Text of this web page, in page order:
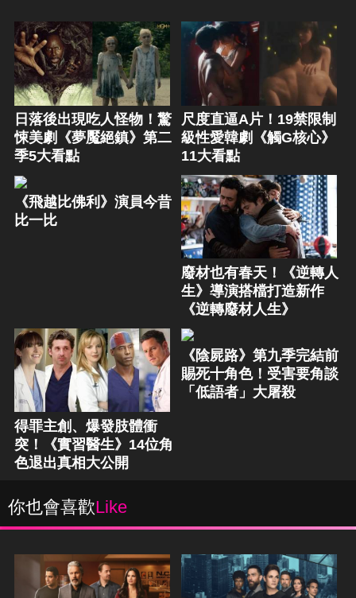
日落後出現吃人怪物！驚
悚美劇《夢魘絕鎮》第二
季5大看點
尺度直逼A片！19禁限制
級性愛韓劇《觸G核心》
11大看點
《飛越比佛利》演員今昔
比一比
廢材也有春天！《逆轉人
生》導演搭檔打造新作
《逆轉廢材人生》
得罪主創、爆發肢體衝
突！《實習醫生》14位角
色退出真相大公開
《陰屍路》第九季完結前
賜死十角色！受害要角談
「低語者」大屠殺
你也會喜歡Like